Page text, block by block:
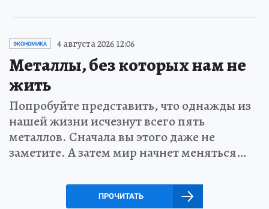
ЭКОНОМИКА 4 августа 2026 12:06
Металлы, без которых нам не
жить
Попробуйте представить, что однажды из
нашей жизни исчезнут всего пять
металлов. Сначала вы этого даже не
заметите. А затем мир начнет меняться…
ПРОЧИТАТЬ